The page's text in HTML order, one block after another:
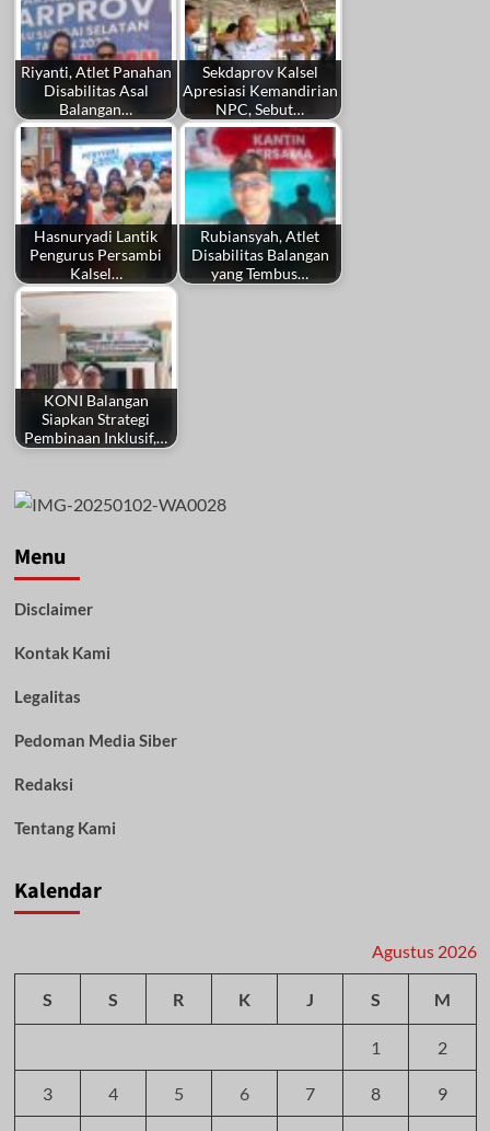
Riyanti, Atlet Panahan
Disabilitas Asal
Balangan…
Sekdaprov Kalsel
Apresiasi Kemandirian
NPC, Sebut…
Hasnuryadi Lantik
Pengurus Persambi
Kalsel…
Rubiansyah, Atlet
Disabilitas Balangan
yang Tembus…
KONI Balangan
Siapkan Strategi
Pembinaan Inklusif,…
Menu
Disclaimer
Kontak Kami
Legalitas
Pedoman Media Siber
Redaksi
Tentang Kami
Kalendar
Agustus 2026
S S R K J S M
1 2
3 4 5 6 7 8 9